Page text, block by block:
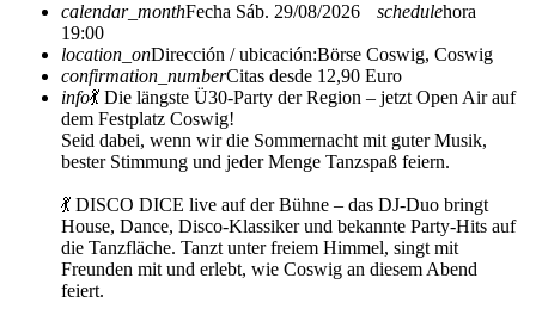
calendar_monthFecha Sáb. 29/08/2026 schedulehora
19:00
location_onDirección / ubicación:Börse Coswig, Coswig
confirmation_numberCitas desde 12,90 Euro
info💃 Die längste Ü30-Party der Region – jetzt Open Air auf
dem Festplatz Coswig!
Seid dabei, wenn wir die Sommernacht mit guter Musik,
bester Stimmung und jeder Menge Tanzspaß feiern.
💃 DISCO DICE live auf der Bühne – das DJ-Duo bringt
House, Dance, Disco-Klassiker und bekannte Party-Hits auf
die Tanzfläche. Tanzt unter freiem Himmel, singt mit
Freunden mit und erlebt, wie Coswig an diesem Abend
feiert.